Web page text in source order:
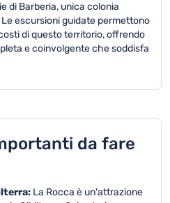
di Barberia, unica colonia
escursioni guidate permettono
di questo territorio, offrendo
e coinvolgente che soddisfa
da fare
La Rocca è un'attrazione